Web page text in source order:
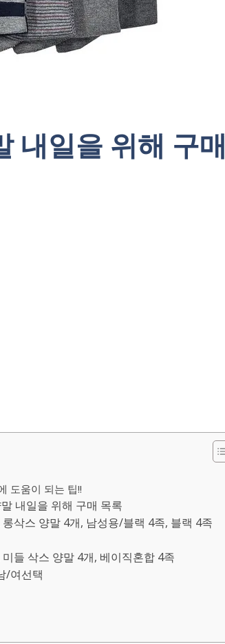
내일을 위해 구매
도움이 되는 팁!!
내일을 위해 구매 목록
삭스 양말 4개, 남성용/블랙 4족, 블랙 4족
들 삭스 양말 4개, 베이직혼합 4족
/여선택